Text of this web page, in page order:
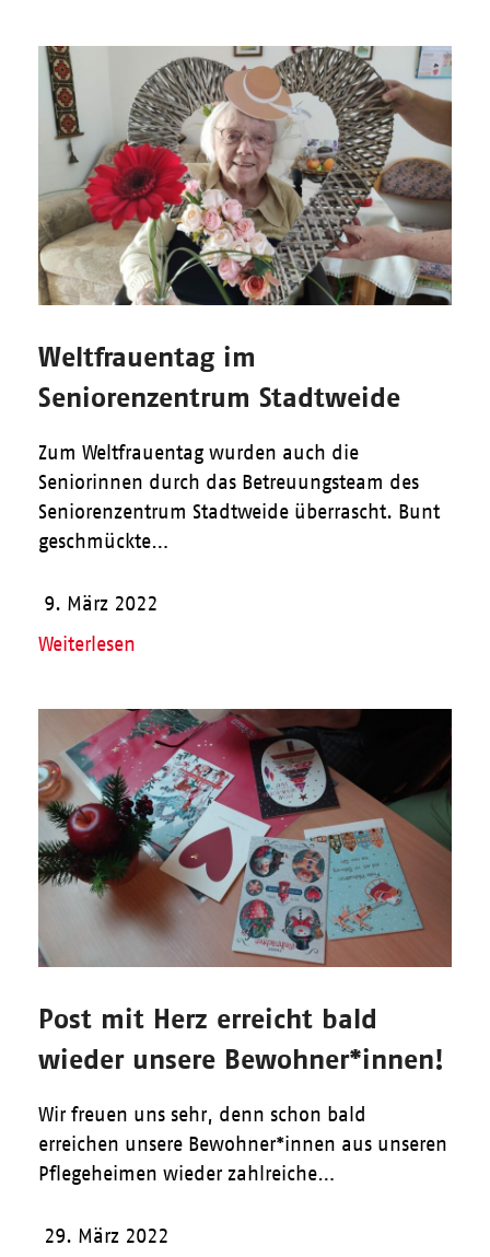
Weltfrauentag im
Seniorenzentrum Stadtweide
Zum Weltfrauentag wurden auch die
Seniorinnen durch das Betreuungsteam des
Seniorenzentrum Stadtweide überrascht. Bunt
geschmückte…
9. März 2022
Weiterlesen
Post mit Herz erreicht bald
wieder unsere Bewohner*innen!
Wir freuen uns sehr, denn schon bald
erreichen unsere Bewohner*innen aus unseren
Pflegeheimen wieder zahlreiche…
29. März 2022